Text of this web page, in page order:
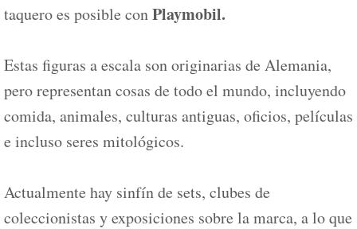
taquero es posible conPlaymobil.
Estas figuras a escala son originarias de Alemania,
pero representan cosas de todo el mundo, incluyendo
comida, animales, culturas antiguas, oficios, películas
e incluso seres mitológicos.
Actualmente hay sinfín de sets, clubes de
coleccionistas y exposiciones sobre la marca, a lo que